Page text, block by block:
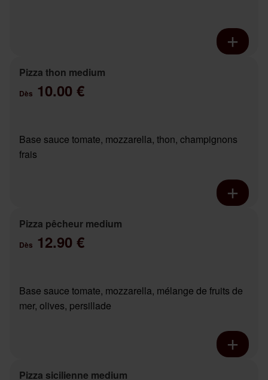
Pizza thon medium
Dès 10.00 €
Base sauce tomate, mozzarella, thon, champignons
frais
Pizza pêcheur medium
Dès 12.90 €
Base sauce tomate, mozzarella, mélange de fruits de
mer, olives, persillade
Pizza sicilienne medium